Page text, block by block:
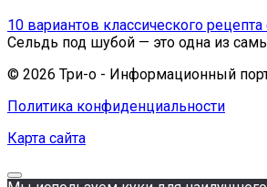
10 вариантов классического
Сельдь под шубой — это одна из
© 2026 Три-о - Информационный
Политика конфиденциальности
Карта сайта